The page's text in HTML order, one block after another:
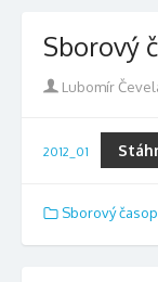
Sborový
Author
Lubomír
2012_01
Sborový